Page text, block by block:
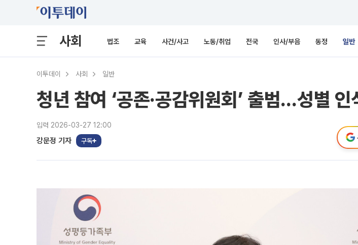
사회 법조 교육 사건/사고 노동/취업 전국 인사/부음 동정 일반
이투데이 사회 일반
청년 참여 ‘공존·공감위원회’ 출범…성별
입력 2026-03-27 12:00
강문정 기자 구독